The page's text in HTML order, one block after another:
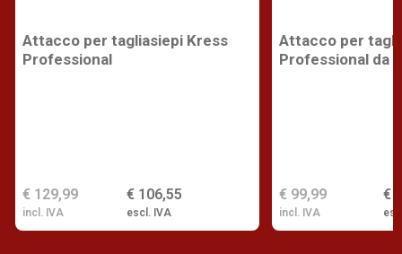
Attacco per tagliasiepi Kress
Professional
€ 106,55
escl. IVA
€ 129,99
incl. IVA
Attacco per
Professional da
€
€ 99,99
incl. IVA